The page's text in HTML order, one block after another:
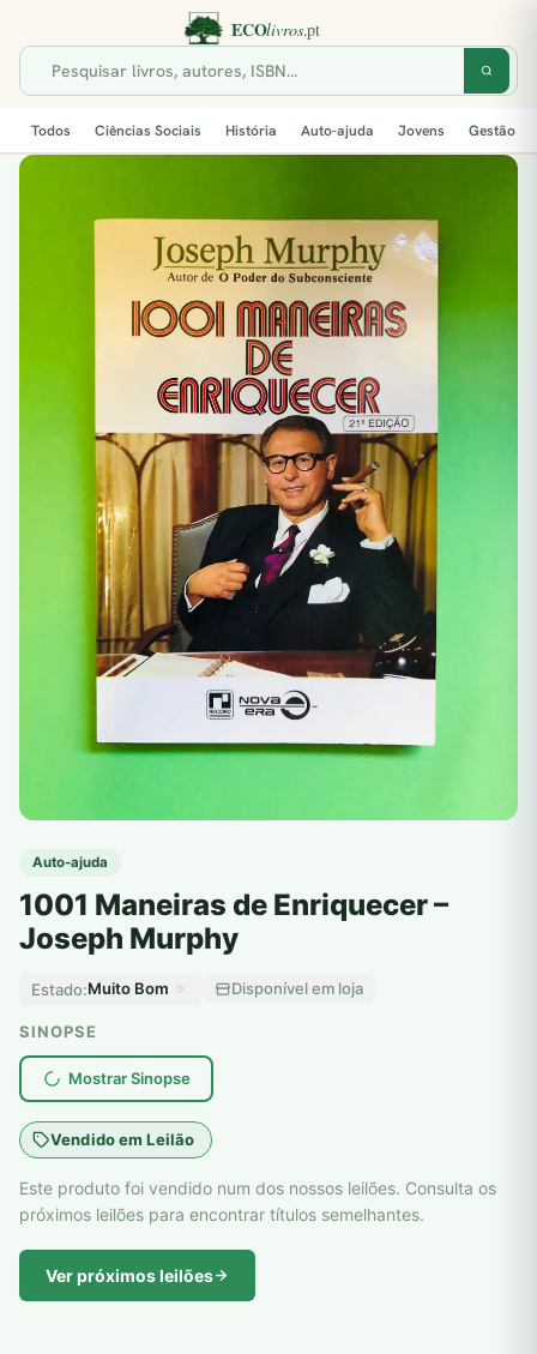
Todos Ciências Sociais História Auto-ajuda Jovens Gestão
Auto-ajuda
1001 Maneiras de Enriquecer –
Joseph Murphy
Estado:Muito Bom Disponível em loja
SINOPSE
Mostrar Sinopse
Vendido em Leilão
Este produto foi vendido num dos nossos leilões. Consulta os
próximos leilões para encontrar títulos semelhantes.
Ver próximos leilões